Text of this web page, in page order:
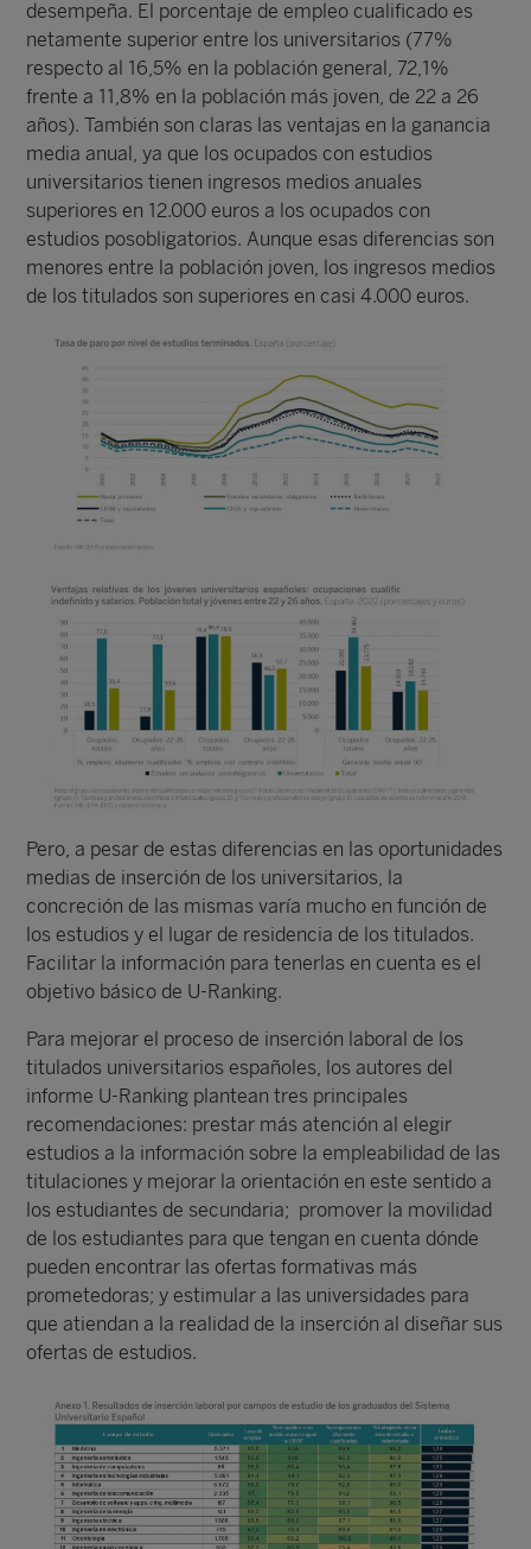
desempeña. El porcentaje de empleo cualificado es
netamente superior entre los universitarios (77%
respecto al 16,5% en la población general, 72,1%
frente a 11,8% en la población más joven, de 22 a 26
años). También son claras las ventajas en la ganancia
media anual, ya que los ocupados con estudios
universitarios tienen ingresos medios anuales
superiores en 12.000 euros a los ocupados con
estudios posobligatorios. Aunque esas diferencias son
menores entre la población joven, los ingresos medios
de los titulados son superiores en casi 4.000 euros.
Pero, a pesar de estas diferencias en las oportunidades
medias de inserción de los universitarios, la
concreción de las mismas varía mucho en función de
los estudios y el lugar de residencia de los titulados.
Facilitar la información para tenerlas en cuenta es el
objetivo básico de U-Ranking.
Para mejorar el proceso de inserción laboral de los
titulados universitarios españoles, los autores del
informe U-Ranking plantean tres principales
recomendaciones: prestar más atención al elegir
estudios a la información sobre la empleabilidad de las
titulaciones y mejorar la orientación en este sentido a
los estudiantes de secundaria; promover la movilidad
de los estudiantes para que tengan en cuenta dónde
pueden encontrar las ofertas formativas más
prometedoras; y estimular a las universidades para
que atiendan a la realidad de la inserción al diseñar sus
ofertas de estudios.